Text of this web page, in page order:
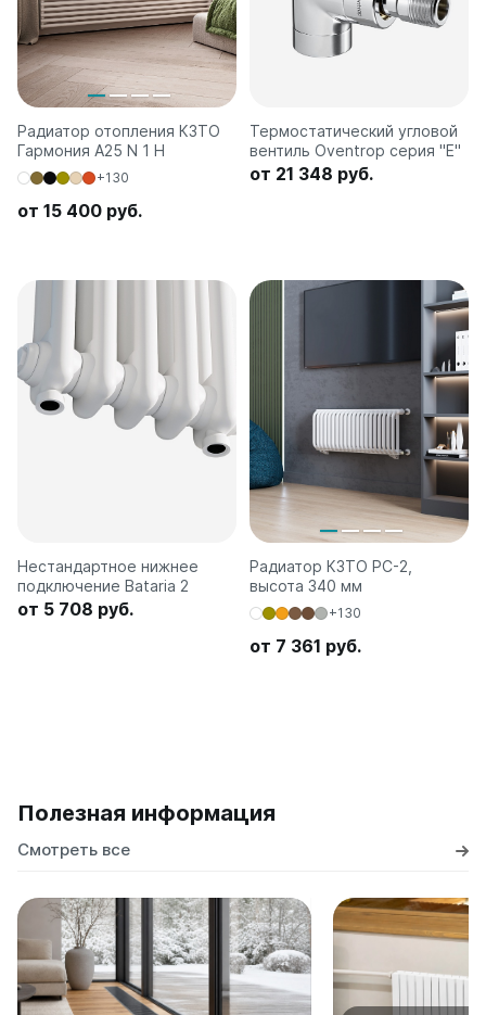
Радиатор отопления КЗТО
Гармония А25 N 1 H
+130
от 15 400 руб.
Термостатический угловой
вентиль Oventrop серия "E"
от 21 348 руб.
Нестандартное нижнее
подключение Bataria 2
от 5 708 руб.
Радиатор КЗТО РС-2,
высота 340 мм
+130
от 7 361 руб.
Полезная информация
Смотреть все